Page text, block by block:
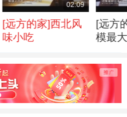
02:09
[远方的家]西北风
味小吃
[远方
模最